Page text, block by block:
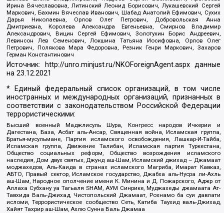
Ирина Вячеславовна, Литинский Леонид Борисович, Лукашевский Сергей
Маркович, Бахмин Вячеслав Иванович, Шабад Анатолий Ефимович, Сухих
Дарья Николаевна, Орлов Олег Петрович, Добровольская Анна
Дмитриевна, Королева Александра Евгеньевна, Смирнов Владимир
Александрович, Вицин Сергей Ефимович, Золотухин Борис Андреевич,
Левинсон Лев Семенович, Локшина Татьяна Иосифовна, Орлов Олег
Петрович, Полякова Мара Федоровна, Резник Генри Маркович, Захаров
Герман Константинович
Источник: http://unro.minjust.ru/NKOForeignAgent.aspxданные
на23.12.2021
* Единый федеральный список организаций, в том числе
иностранных и международных организаций, признанных в
соответствии с законодательством Российской Федерации
террористическими:
Высший военный Маджлисуль Шура, Конгресс народов Ичкерии и
Дагестана, База, Асбат аль-Ансар, Священная война, Исламская группа,
Братья-мусульмане, Партия исламского освобождения, Лашкар-И-Тайба,
Исламская группа, Движение Талибан, Исламская партия Туркестана,
Общество социальных реформ, Общество возрождения исламского
наследия, Дом двух святых, Джунд аш-Шам, Исламский джихад – Джамаат
моджахедов, Аль-Каида в странах исламского Магриба, Имарат Кавказ,
АБТО, Правый сектор, Исламское государство, Джабха аль-Нусра ли-Ахль
аш-Шам, Народное ополчение имени К. Минина и Д. Пожарского, Аджр от
Аллаха Субхану уа Тагьаля SHAM, АУМ Синрике, Муджахеды джамаата Ат-
Тавхида Валь-Джихад, Чистопольский Джамаат, Рохнамо ба суи давлати
исломи, Террористическое сообщество Сеть, Катиба Таухид валь-Джихад,
Хайят Тахрир аш-Шам, Ахлю Сунна Валь Джамаа